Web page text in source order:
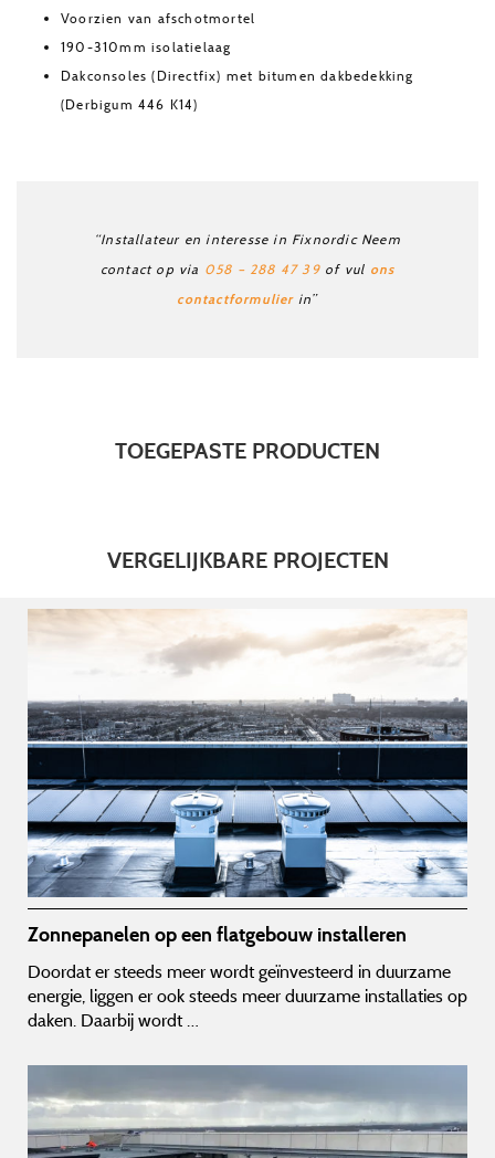
Voorzien van afschotmortel
190-310mm isolatielaag
Dakconsoles (Directfix) met bitumen dakbedekking
(Derbigum 446 K14)
“Installateur en interesse in Fixnordic Neem
contact op via 058 – 288 47 39of vul ons
contactformulierin”
TOEGEPASTE PRODUCTEN
VERGELIJKBARE PROJECTEN
Zonnepanelen op een flatgebouw installeren
Doordat er steeds meer wordt geïnvesteerd in duurzame
energie, liggen er ook steeds meer duurzame installaties op
daken. Daarbij wordt …